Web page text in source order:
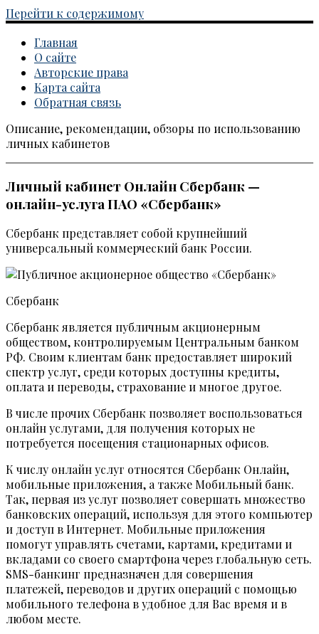
Перейти к содержимому
Главная
О сайте
Авторские права
Карта сайта
Обратная связь
Каталог личных кабинетов
Описание, рекомендации, обзоры по использованию
личных кабинетов
Личный кабинет Онлайн Сбербанк —
онлайн-услуга ПАО «Сбербанк»
Сбербанк представляет собой крупнейший
универсальный коммерческий банк России.
Сбербанк
Сбербанк является публичным акционерным
обществом, контролируемым Центральным банком
РФ. Своим клиентам банк предоставляет широкий
спектр услуг, среди которых доступны кредиты,
оплата и переводы, страхование и многое другое.
В числе прочих Сбербанк позволяет воспользоваться
онлайн услугами, для получения которых не
потребуется посещения стационарных офисов.
К числу онлайн услуг относятся Сбербанк Онлайн,
мобильные приложения, а также Мобильный банк.
Так, первая из услуг позволяет совершать множество
банковских операций, используя для этого компьютер
и доступ в Интернет. Мобильные приложения
помогут управлять счетами, картами, кредитами и
вкладами со своего смартфона через глобальную сеть.
SMS-банкинг предназначен для совершения
платежей, переводов и других операций с помощью
мобильного телефона в удобное для Вас время и в
любом месте.